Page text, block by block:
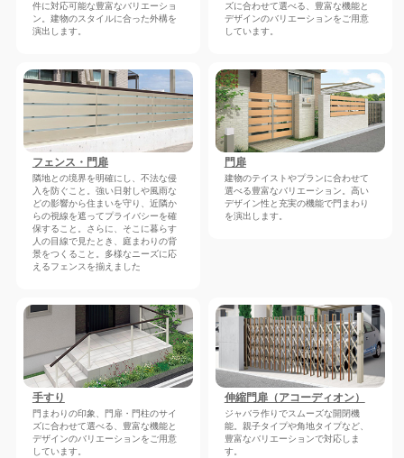
件に対応可能な豊富なバリエーショ
ン。建物のスタイルに合った外構を
演出します。
ズに合わせて選べる、豊富な機能と
デザインのバリエーションをご用意
しています。
フェンス・門扉
隣地との境界を明確にし、不法な侵
入を防ぐこと。強い日射しや風雨な
どの影響から住まいを守り、近隣か
らの視線を遮ってプライバシーを確
保すること。さらに、そこに暮らす
人の目線で見たとき、庭まわりの背
景をつくること。多様なニーズに応
えるフェンスを揃えました
門扉
建物のテイストやプランに合わせて
選べる豊富なバリエーション。高い
デザイン性と充実の機能で門まわり
を演出します。
手すり
門まわりの印象、門扉・門柱のサイ
ズに合わせて選べる、豊富な機能と
デザインのバリエーションをご用意
しています。
伸縮門扉（アコーディオン）
ジャバラ作りでスムーズな開閉機
能。親子タイプや角地タイプなど、
豊富なバリエーションで対応しま
す。